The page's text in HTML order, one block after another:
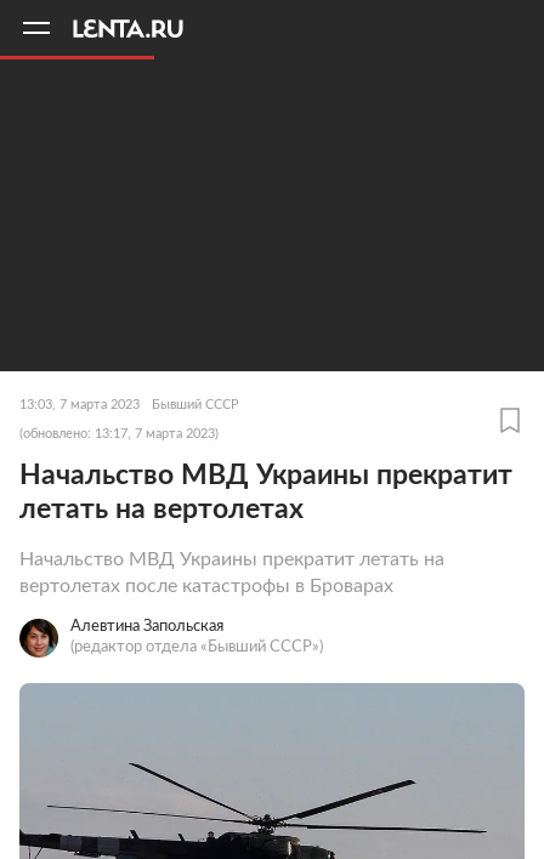
13:03, 7 марта 2023 Бывший СССР
(обновлено: 13:17, 7 марта 2023)
Начальство МВД Украины прекратит
летать на вертолетах
Начальство МВД Украины прекратит летать на
вертолетах после катастрофы в Броварах
Алевтина Запольская
(редактор отдела «Бывший СССР»)